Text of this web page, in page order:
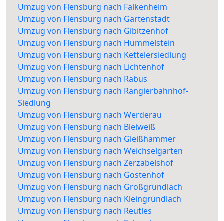
Umzug von Flensburg nach Falkenheim
Umzug von Flensburg nach Gartenstadt
Umzug von Flensburg nach Gibitzenhof
Umzug von Flensburg nach Hummelstein
Umzug von Flensburg nach Kettelersiedlung
Umzug von Flensburg nach Lichtenhof
Umzug von Flensburg nach Rabus
Umzug von Flensburg nach Rangierbahnhof-
Siedlung
Umzug von Flensburg nach Werderau
Umzug von Flensburg nach Bleiweiß
Umzug von Flensburg nach Gleißhammer
Umzug von Flensburg nach Weichselgarten
Umzug von Flensburg nach Zerzabelshof
Umzug von Flensburg nach Gostenhof
Umzug von Flensburg nach Großgründlach
Umzug von Flensburg nach Kleingründlach
Umzug von Flensburg nach Reutles